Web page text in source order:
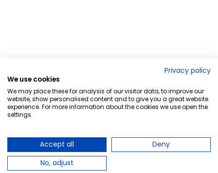
Privacy policy
We use cookies
We may place these for analysis of our visitor data, to improve our
website, show personalised content and to give you a great website
experience. For more information about the cookies we use open the
settings.
Accept all
Deny
No, adjust